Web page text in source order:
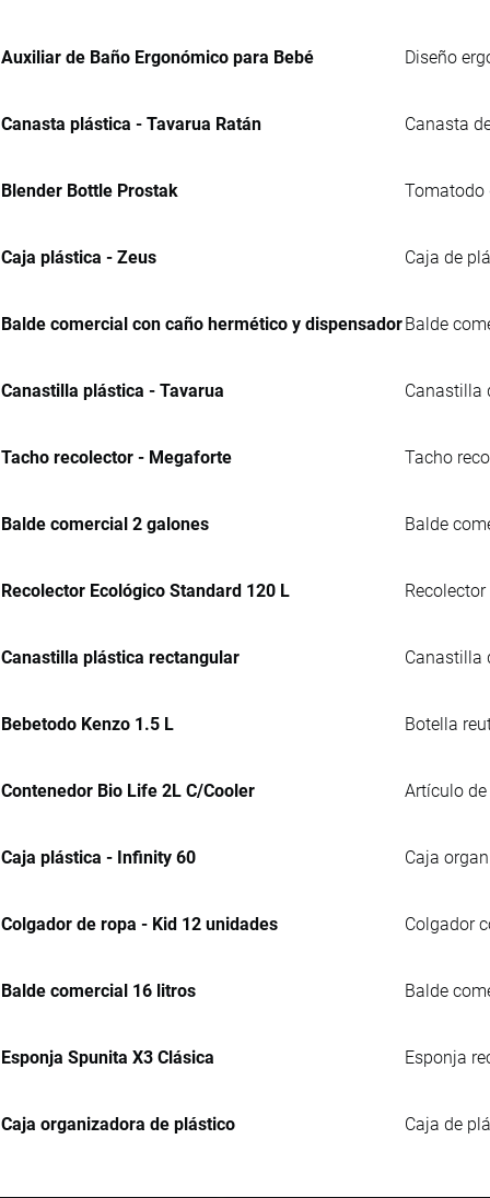
Auxiliar de Baño Ergonómico para Bebé Diseño
Canasta plástica - Tavarua Ratán Canasta
Blender Bottle Prostak Tomatodo
Caja plástica - Zeus Caja de
Balde comercial con caño hermético y dispensador Balde
Canastilla plástica - Tavarua Canastilla
Tacho recolector - Megaforte Tacho
Balde comercial 2 galones Balde
Recolector Ecológico Standard 120 L
Canastilla plástica rectangular Canastilla
Bebetodo Kenzo 1.5 L Botella
Contenedor Bio Life 2L C/Cooler Artículo
Caja plástica - Infinity 60 Caja
Colgador de ropa - Kid 12 unidades Colgador
Balde comercial 16 litros Balde
Esponja Spunita X3 Clásica Esponja
Caja organizadora de plástico Caja de